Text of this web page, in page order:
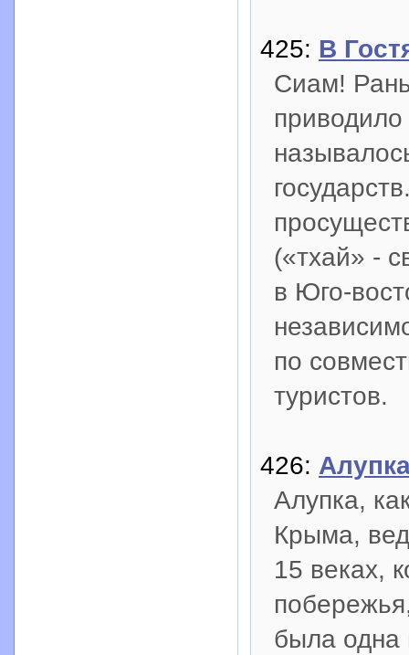
425: В
Сиам!
(«тхай» -
в Юго-
по
туристов.
426:
Алупка,
Крыма,
15 веках,
была одна